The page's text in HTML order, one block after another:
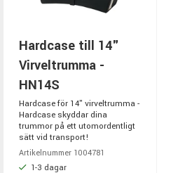
Hardcase till 14"
Virveltrumma -
HN14S
Hardcase för 14" virveltrumma -
Hardcase skyddar dina
trummor på ett utomordentligt
sätt vid transport!
Artikelnummer 1004781
1-3 dagar